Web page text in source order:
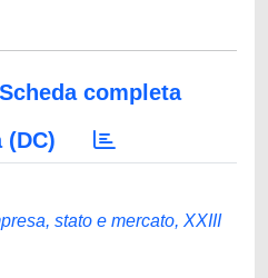
Scheda completa
(DC)
stato e mercato, XXIII